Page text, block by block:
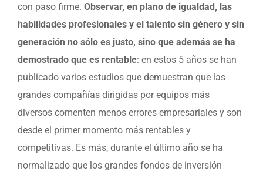
con paso firme. Observar, en plano de igualdad, las
habilidades profesionales y el talento sin género y sin
generación no sólo es justo, sino que además se ha
demostrado que es rentable: en estos 5 años se han
publicado varios estudios que demuestran que las
grandes compañías dirigidas por equipos más
diversos comenten menos errores empresariales y son
desde el primer momento más rentables y
competitivas. Es más, durante el último año se ha
normalizado que los grandes fondos de inversión